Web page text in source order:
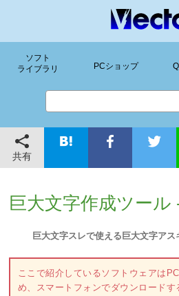
ソフト
ライブラリ
PCショップ
共有
巨大文字作成ツール
巨大文字スレで使える巨大文字ア
ここで紹介しているソフトウェアは
め、スマートフォンでダウンロードす